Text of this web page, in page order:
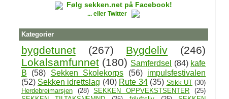
Følg sekken.net på Facebook!
... eller Twitter
Kategorier
bygdetunet (267) Bygdeliv
(246)
Lokalsamfunnet (180) Samferdsel (84) kafe
B
(58) Sekken Skolekorps (56)
impulsfestivalen
(52) Sekken idrettslag (40) Rute 34 (35) Stikk UT (30)
Herdebreimarsjen
(28) SEKKEN OPPVEKSTSENTER
(25)